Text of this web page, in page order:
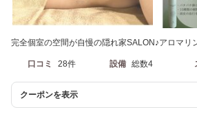
完全個室の空間が自慢の隠れ家SALON♪アロマリ
口コミ 28件 設備 総数4
クーポンを表示